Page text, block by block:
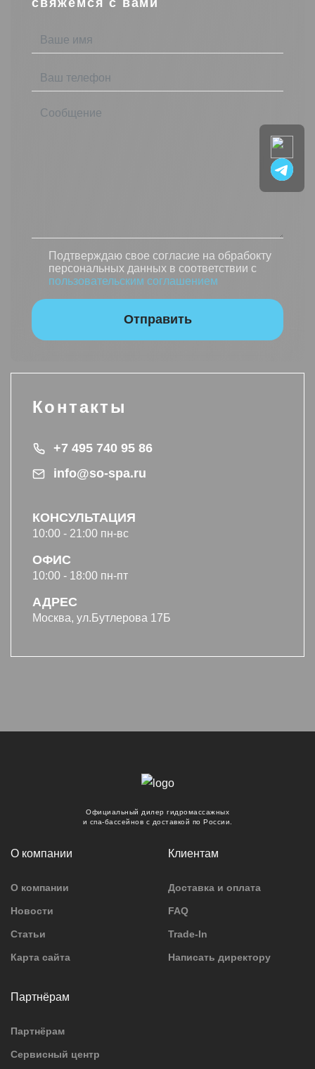
свяжемся с вами
Подтверждаю свое согласие на обрабокту
персональных данных в соответствии с
пользовательским соглашением
Отправить
Контакты
+7 495 740 95 86
info@so-spa.ru
КОНСУЛЬТАЦИЯ
10:00 - 21:00 пн-вс
ОФИС
10:00 - 18:00 пн-пт
АДРЕС
Москва, ул.Бутлерова 17Б
Официальный дилер гидромассажных
и спа-бассейнов с доставкой по России.
О компании
О компании
Новости
Статьи
Карта сайта
Клиентам
Доставка и оплата
FAQ
Trade-In
Написать директору
Партнёрам
Партнёрам
Сервисный центр